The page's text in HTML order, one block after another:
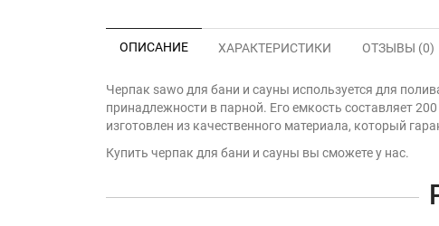
ОПИСАНИЕ ХАРАКТЕРИСТИКИ ОТЗЫВЫ (0)
Черпак sawo для бани и сауны используется для
принадлежности в парной. Его емкость составляет
изготовлен из качественного материала, который
Купить черпак для бани и сауны вы сможете у нас.